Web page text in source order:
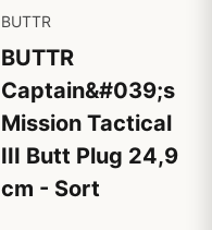
BUTTR
BUTTR
Captain&#039;s
Mission Tactical
III Butt Plug 24,9
cm - Sort